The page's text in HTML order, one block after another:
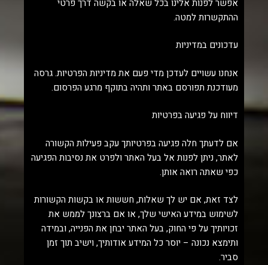
אפשר לפנות אלינו בכל שאלה או בקשה דרך פרטי
ההתקשרות למטה.
עדכונים במדיניות
אנחנו עשויים לעדכן מדי פעם את מדיניות הפרטיות. גרסה
מעודכנת תפורסם באתר ותהיה בתוקף מרגע הפרסום.
דיווח על פגיעה בפרטיות
אם לדעתך חלה פגיעה בפרטיותך עקב פעילות הקשורה
לאתר, ניתן לפנות אל בעל האתר ולפרט את נסיבות הפגיעה
כפי שאתה רואה אותן.
לצד זאת, אם יש לך שאלות, חששות או בקשות הקשורות
לשימוש במידע האישי שלך, או אם ברצונך לממש את
זכויותיך על פי החוק, בעל האתר יבחן את הפנייה, ובמידה
ותימצא נכונה – יוסר כל המידע אודותיך, וישיב תוך זמן
סביר.